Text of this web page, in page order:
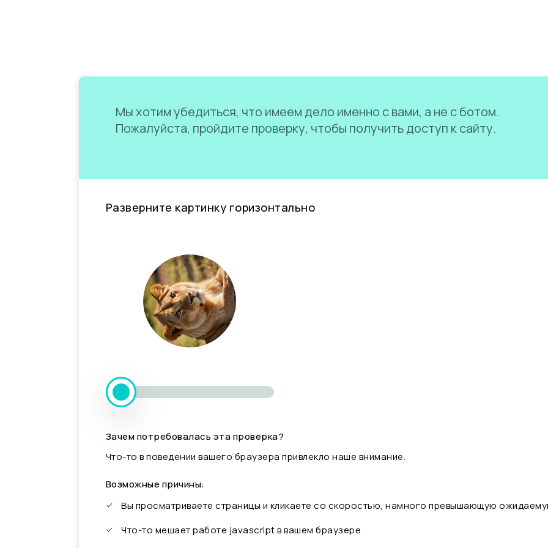
Мы хотим убедиться, что имеем дело именно с вами, а не с ботом.
Пожалуйста, пройдите проверку, чтобы получить доступ к сайту.
Разверните картинку горизонтально
Зачем потребовалась эта проверка?
Что-то в поведении вашего браузера привлекло наше внимание.
Возможные причины:
Вы просматриваете страницы и кликаете со скоростью, намного превышающую
Что-то мешает работе javascript в вашем браузере